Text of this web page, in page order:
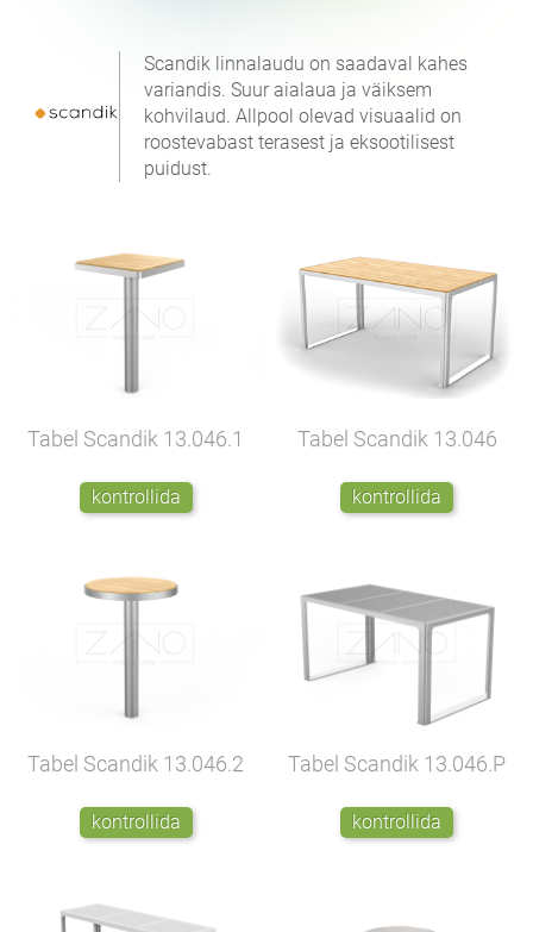
Scandik linnalaudu on saadaval kahes
variandis. Suur aialaua ja väiksem
kohvilaud. Allpool olevad visuaalid on
roostevabast terasest ja eksootilisest
puidust.
Tabel Scandik 13.046.1
kontrollida
Tabel Scandik 13.046
kontrollida
Tabel Scandik 13.046.2
kontrollida
Tabel Scandik 13.046.P
kontrollida